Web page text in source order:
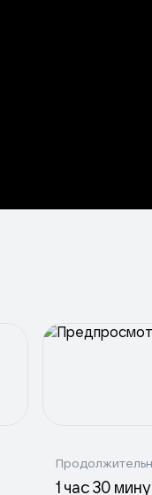
1 час 30